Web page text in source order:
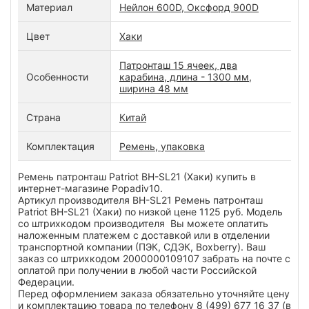
Материал Нейлон 600D, Оксфорд 900D
Цвет Хаки
Особенности
Патронташ 15 ячеек, два
карабина, длина - 1300 мм,
ширина 48 мм
Страна Китай
Комплектация Ремень, упаковка
Ремень патронташ Patriot BH-SL21 (Хаки) купить в
интернет-магазине Popadiv10.
Артикул производителя BH-SL21 Ремень патронташ
Patriot BH-SL21 (Хаки) по низкой цене 1125 руб. Модель
со штрихкодом производителя Вы можете оплатить
наложенным платежем с доставкой или в отделении
транспортной компании (ПЭК, СДЭК, Boxberry). Ваш
заказ со штрихкодом 2000000109107 забрать на почте с
оплатой при получении в любой части Российской
Федерации.
Перед оформлением заказа обязательно уточняйте цену
и комплектацию товара по телефону 8 (499) 677 16 37 (в